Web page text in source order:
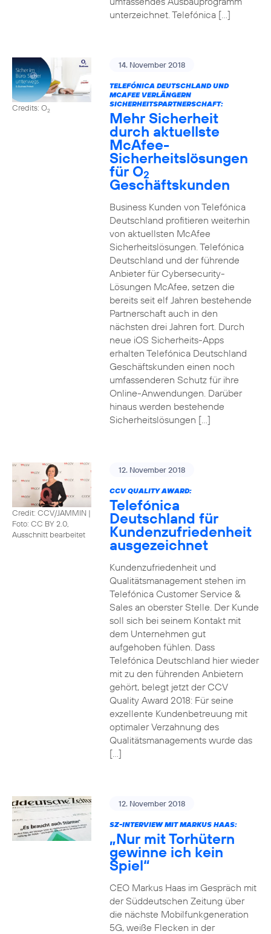
unterzeichnet. Telefónica […]
Credits: O2
14. November 2018
TELEFÓNICA DEUTSCHLAND UND
MCAFEE VERLÄNGERN
SICHERHEITSPARTNERSCHAFT:
Mehr Sicherheit
durch aktuellste
McAfee-
Sicherheitslösungen
für O2
Geschäftskunden
Business Kunden von Telefónica
Deutschland profitieren weiterhin
von aktuellsten McAfee
Sicherheitslösungen. Telefónica
Deutschland und der führende
Anbieter für Cybersecurity-
Lösungen McAfee, setzen die
bereits seit elf Jahren bestehende
Partnerschaft auch in den
nächsten drei Jahren fort. Durch
neue iOS Sicherheits-Apps
erhalten Telefónica Deutschland
Geschäftskunden einen noch
umfassenderen Schutz für ihre
Online-Anwendungen. Darüber
hinaus werden bestehende
Sicherheitslösungen […]
Credit: CCV/JAMMIN |
Foto: CC BY 2.0,
Ausschnitt bearbeitet
12. November 2018
CCV QUALITY AWARD:
Telefónica
Deutschland für
Kundenzufriedenheit
ausgezeichnet
Kundenzufriedenheit und
Qualitätsmanagement stehen im
Telefónica Customer Service &
Sales an oberster Stelle. Der Kunde
soll sich bei seinem Kontakt mit
dem Unternehmen gut
aufgehoben fühlen. Dass
Telefónica Deutschland hier wieder
mit zu den führenden Anbietern
gehört, belegt jetzt der CCV
Quality Award 2018: Für seine
exzellente Kundenbetreuung mit
optimaler Verzahnung des
Qualitätsmanagements wurde das
[…]
12. November 2018
SZ-INTERVIEW MIT MARKUS HAAS:
„Nur mit Torhütern
gewinne ich kein
Spiel“
CEO Markus Haas im Gespräch mit
der Süddeutschen Zeitung über
die nächste Mobilfunkgeneration
5G, weiße Flecken in der